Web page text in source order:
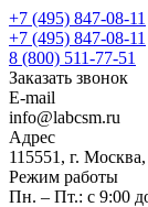
+7 (495) 847-08-11
+7 (495) 847-08-11
8 (800) 511-77-51
Заказать звонок
E-mail
info@labcsm.ru
Адрес
115551, г.
Режим работы
Пн. – Пт.: с 9:00